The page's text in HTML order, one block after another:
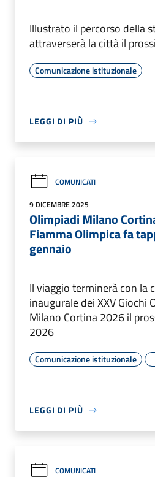
Illustrato il percorso della
attraverserà la città il
Comunicazione istituzionale
LEGGI DI PIÙ
COMUNICATI
9 DICEMBRE 2025
Olimpiadi Milano
Fiamma Olimpica fa
gennaio
Il viaggio terminerà con la
inaugurale dei XXV Giochi
Milano Cortina 2026 il
2026
Comunicazione istituzionale
LEGGI DI PIÙ
COMUNICATI